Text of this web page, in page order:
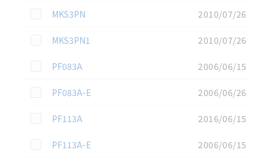
この資料を選択
MKS3PN
2010/07/26
この資料を選択
MKS3PN1
2010/07/26
この資料を選択
PF083A
2006/06/15
この資料を選択
PF083A-E
2006/06/26
この資料を選択
PF113A
2016/06/15
この資料を選択
PF113A-E 2006/06/15